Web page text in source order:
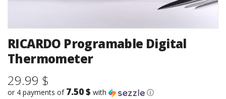
RICARDO Programable Digital
Thermometer
29.99 $
or 4 payments of 7.50 $ with
ⓘ